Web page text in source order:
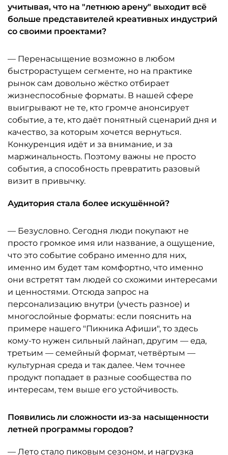
учитывая, что на "летнюю арену" выходит всё
больше представителей креативных индустрий
со своими проектами?
— Перенасыщение возможно в любом
быстрорастущем сегменте, но на практике
рынок сам довольно жёстко отбирает
жизнеспособные форматы. В нашей сфере
выигрывают не те, кто громче анонсирует
событие, а те, кто даёт понятный сценарий дня и
качество, за которым хочется вернуться.
Конкуренция идёт и за внимание, и за
маржинальность. Поэтому важны не просто
события, а способность превратить разовый
визит в привычку.
Аудитория стала более искушённой?
— Безусловно. Сегодня люди покупают не
просто громкое имя или название, а ощущение,
что это событие собрано именно для них,
именно им будет там комфортно, что именно
они встретят там людей со схожими интересами
и ценностями. Отсюда запрос на
персонализацию внутри (учесть разное) и
многослойные форматы: если пояснить на
примере нашего "Пикника Афиши", то здесь
кому-то нужен сильный лайнап, другим — еда,
третьим — семейный формат, четвёртым —
культурная среда и так далее. Чем точнее
продукт попадает в разные сообщества по
интересам, тем выше его устойчивость.
Появились ли сложности из-за насыщенности
летней программы городов?
— Лето стало пиковым сезоном, и нагрузка